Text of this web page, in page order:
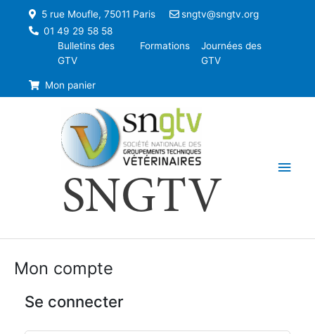
5 rue Moufle, 75011 Paris
sngtv@sngtv.org
01 49 29 58 58
Bulletins des
GTV
Formations
Journées des
GTV
Mon panier
SNGTV
Mon compte
Se connecter